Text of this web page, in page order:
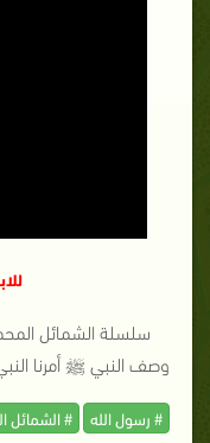
سلسلة الشمائل
وصف النبي ﷺ أمرنا
# رسول الله # الشمائل